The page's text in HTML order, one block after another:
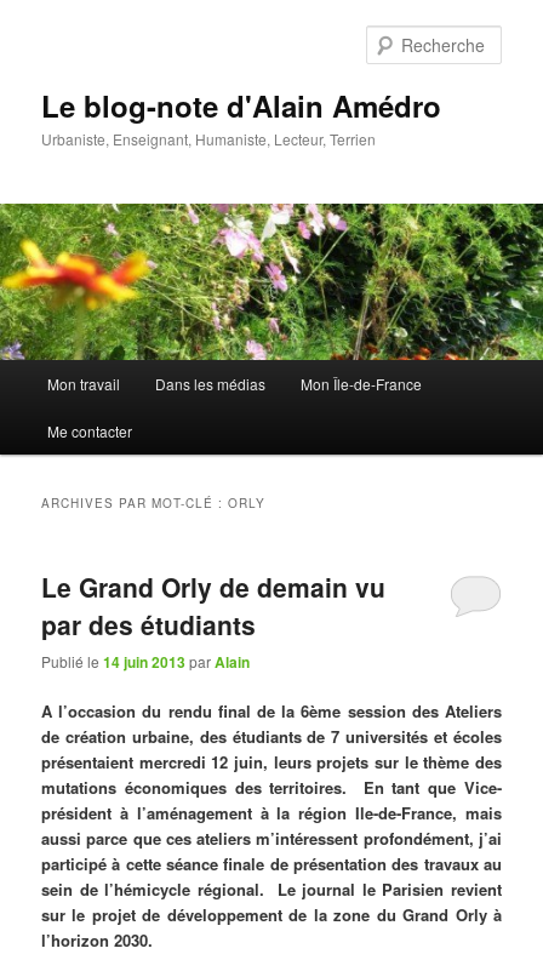
Le blog-note d'Alain Amédro
Urbaniste, Enseignant, Humaniste, Lecteur, Terrien
principal
Mon travail Dans les médias Mon Île-de-France
Me contacter
ARCHIVES PAR MOT-CLÉ :ORLY
Le Grand Orly de demain vu
par des étudiants
Publié le14 juin 2013parAlain
A l’occasion du rendu final de la 6ème session des Ateliers
de création urbaine, des étudiants de 7 universités et écoles
présentaient mercredi 12 juin, leurs projets sur le thème des
mutations économiques des territoires. En tant que Vice-
président à l’aménagement à la région Ile-de-France, mais
aussi parce que ces ateliers m’intéressent profondément, j’ai
participé à cette séance finale de présentation des travaux au
sein de l’hémicycle régional. Le journal le Parisien revient
sur le projet de développement de la zone du Grand Orly à
l’horizon 2030.